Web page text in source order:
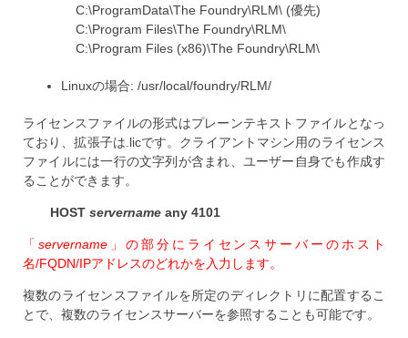
C:\ProgramData\The Foundry\RLM\ (優先)
C:\Program Files\The Foundry\RLM\
C:\Program Files (x86)\The Foundry\RLM\
Linuxの場合: /usr/local/foundry/RLM/
ライセンスファイルの形式はプレーンテキストファイルとなっ
ており、拡張子は.licです。クライアントマシン用のライセンス
ファイルには一行の文字列が含まれ、ユーザー自身でも作成す
ることができます。
HOST servername any 4101
「 servername」の部分にライセンスサーバーのホスト
名/FQDN/IPアドレスのどれかを入力します。
複数のライセンスファイルを所定のディレクトリに配置するこ
とで、複数のライセンスサーバーを参照することも可能です。